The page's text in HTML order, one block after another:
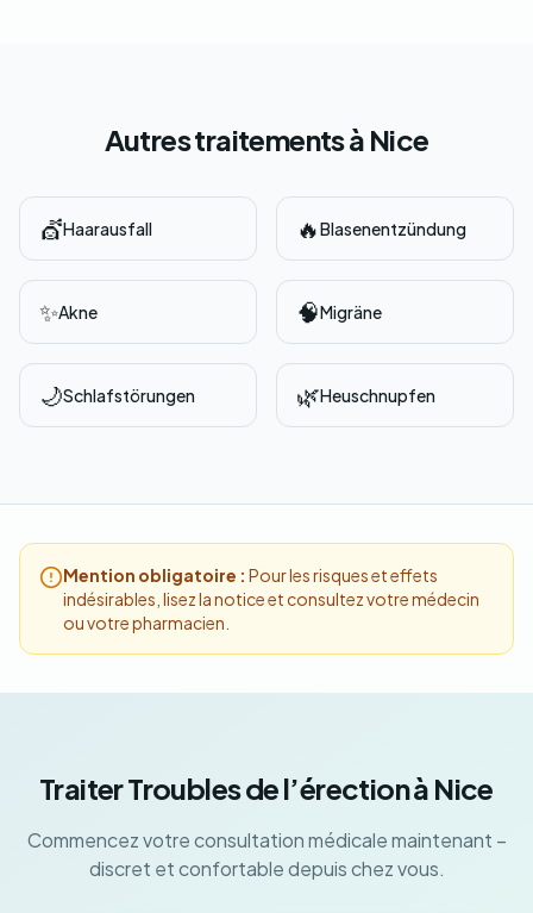
Autres traitements à Nice
💇Haarausfall 🔥Blasenentzündung
✨Akne 🧠Migräne
🌙Schlafstörungen 🌿Heuschnupfen
Mention obligatoire : Pour les risques et effets
indésirables, lisez la notice et consultez votre médecin
ou votre pharmacien.
Traiter Troubles de l’érection à Nice
Commencez votre consultation médicale maintenant –
discret et confortable depuis chez vous.